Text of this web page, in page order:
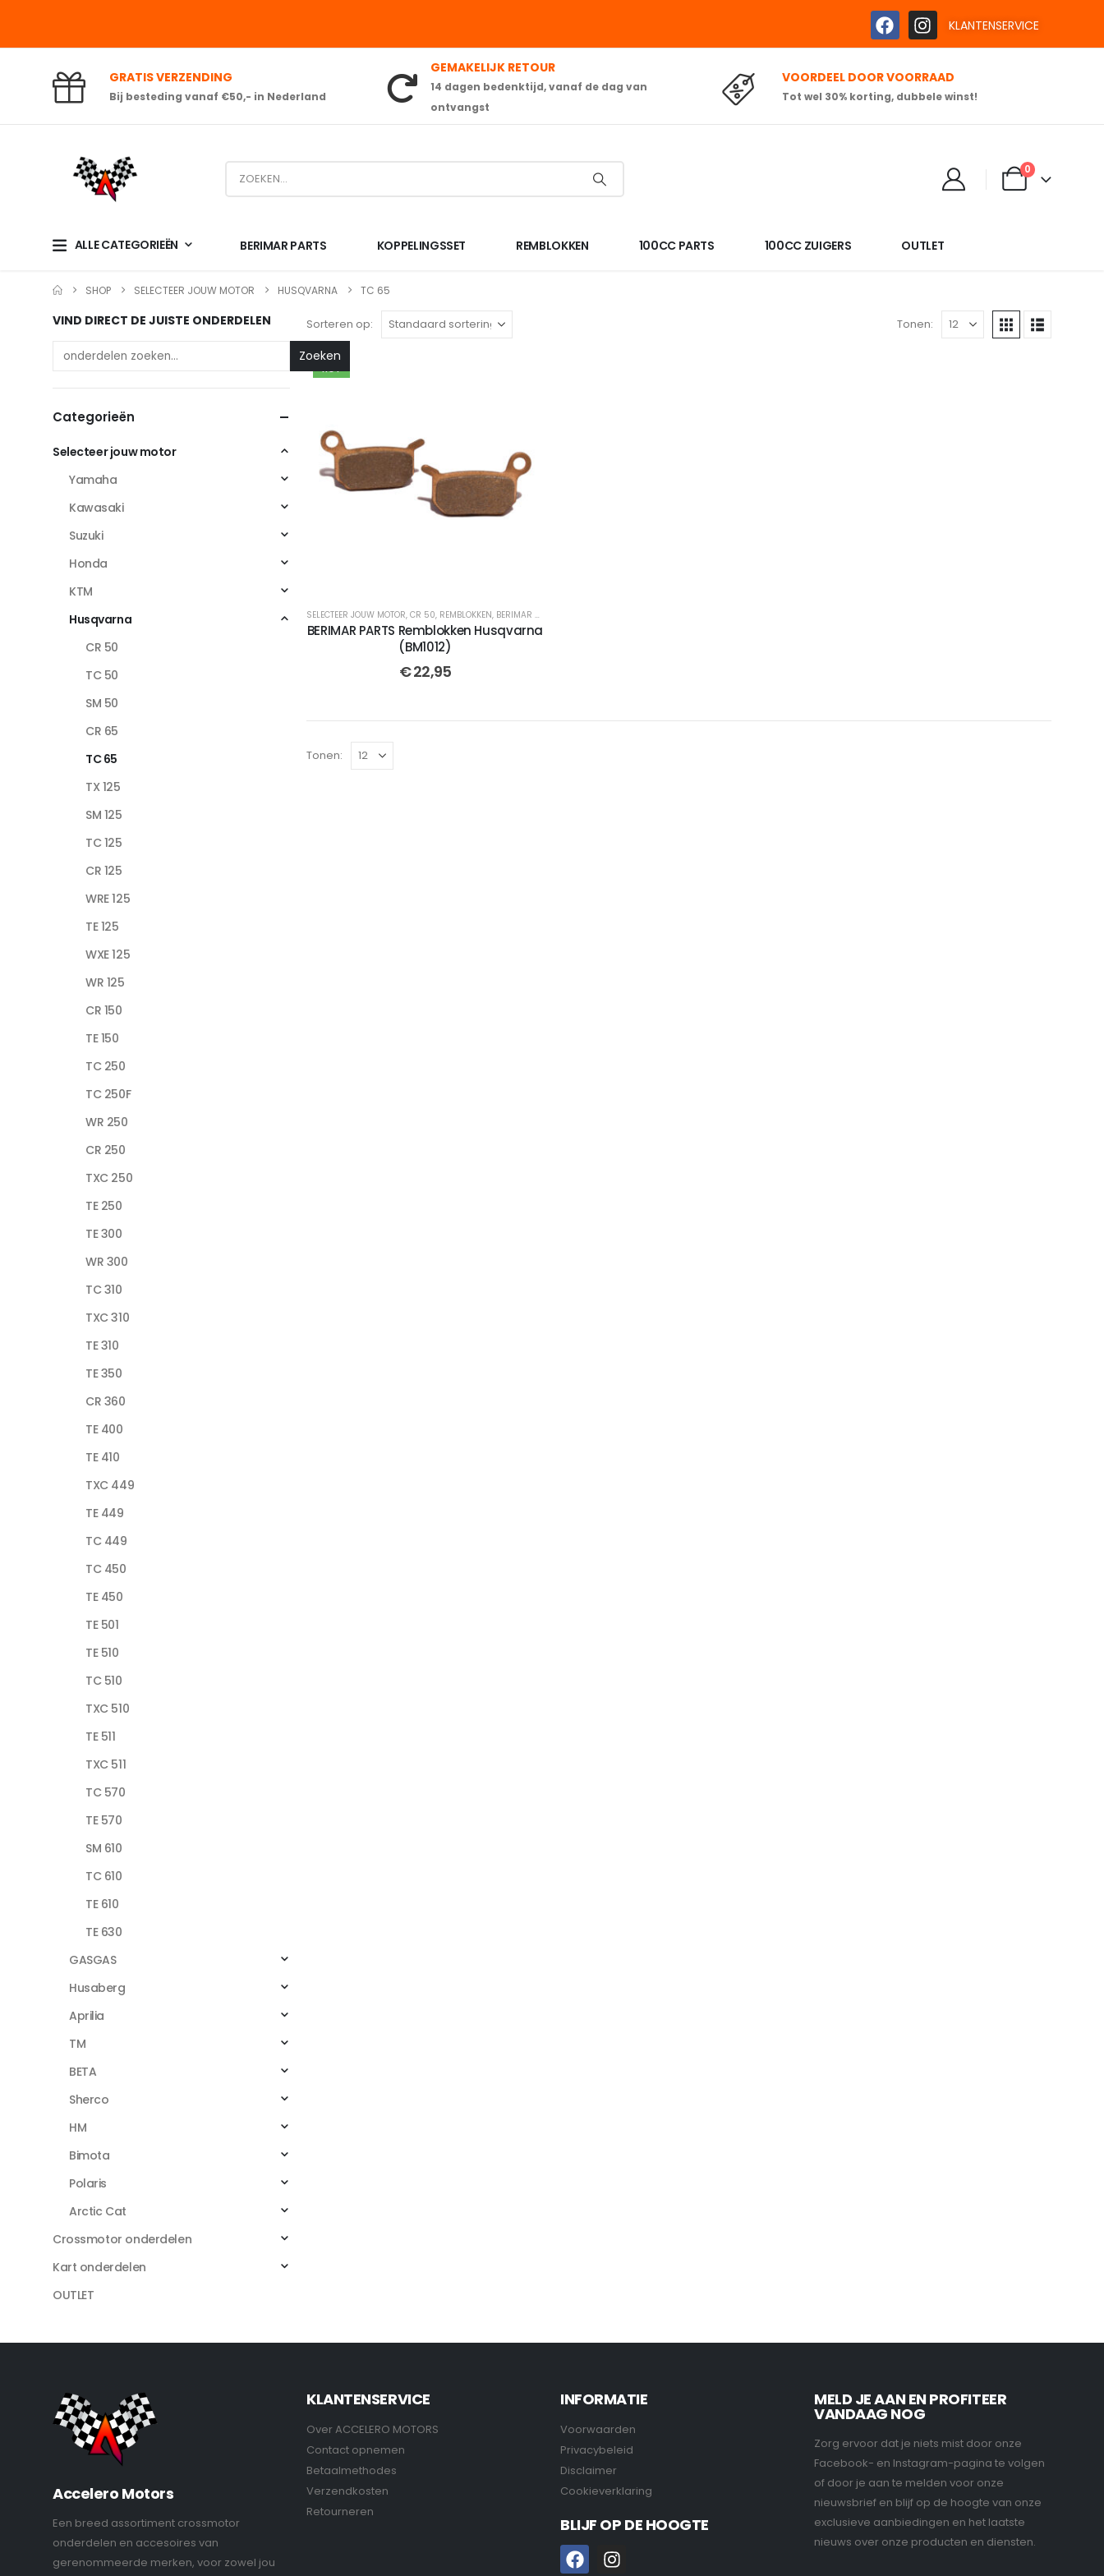
KLANTENSERVICE
GRATIS VERZENDING
Bij besteding vanaf €50,- in Nederland
GEMAKELIJK RETOUR
14 dagen bedenktijd, vanaf de dag van
ontvangst
VOORDEEL DOOR VOORRAAD
Tot wel 30% korting, dubbele winst!
0
ALLE CATEGORIEËN BERIMAR PARTS KOPPELINGSSET REMBLOKKEN 100CC PARTS 100CC ZUIGERS OUTLET
SHOP SELECTEER JOUW MOTOR HUSQVARNA TC 65
Sorteren op: Tonen:
HOT
SELECTEER JOUW MOTOR, CR 50, REMBLOKKEN, BERIMAR PARTS
BERIMAR PARTS Remblokken Husqvarna
(BM1012)
€22,95
Tonen:
VIND DIRECT DE JUISTE ONDERDELEN
Zoeken
Categorieën
Selecteer jouw motor
Yamaha
Kawasaki
Suzuki
Honda
KTM
Husqvarna
CR 50
TC 50
SM 50
CR 65
TC 65
TX 125
SM 125
TC 125
CR 125
WRE 125
TE 125
WXE 125
WR 125
CR 150
TE 150
TC 250
TC 250F
WR 250
CR 250
TXC 250
TE 250
TE 300
WR 300
TC 310
TXC 310
TE 310
TE 350
CR 360
TE 400
TE 410
TXC 449
TE 449
TC 449
TC 450
TE 450
TE 501
TE 510
TC 510
TXC 510
TE 511
TXC 511
TC 570
TE 570
SM 610
TC 610
TE 610
TE 630
GASGAS
Husaberg
Aprilia
TM
BETA
Sherco
HM
Bimota
Polaris
Arctic Cat
Crossmotor onderdelen
Kart onderdelen
OUTLET
Accelero Motors
Een breed assortiment crossmotor
onderdelen en accesoires van
gerenommeerde merken, voor zowel jou
KLANTENSERVICE
Over ACCELERO MOTORS
Contact opnemen
Betaalmethodes
Verzendkosten
Retourneren
INFORMATIE
Voorwaarden
Privacybeleid
Disclaimer
Cookieverklaring
BLIJF OP DE HOOGTE
MELD JE AAN EN PROFITEER
VANDAAG NOG
Zorg ervoor dat je niets mist door onze
Facebook- en Instagram-pagina te volgen
of door je aan te melden voor onze
nieuwsbrief en blijf op de hoogte van onze
exclusieve aanbiedingen en het laatste
nieuws over onze producten en diensten.